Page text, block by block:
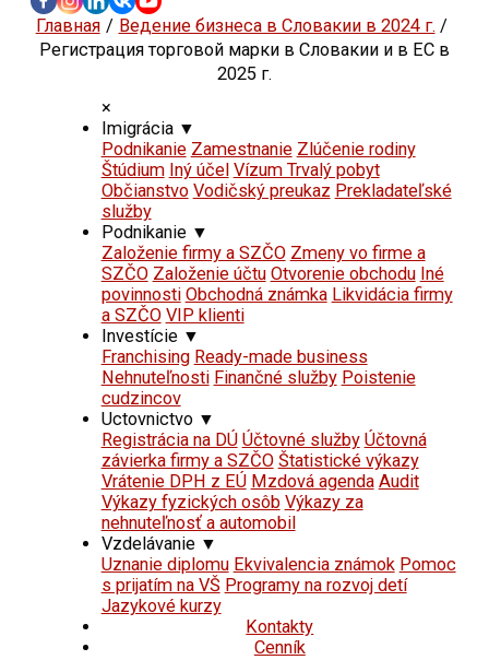
Главная
Ведение бизнеса в Словакии в 2024 г.
Регистрация торговой марки в Словакии и в ЕС в
2025 г.
×
Imigrácia ▼
Podnikanie Zamestnanie Zlúčenie rodiny
Štúdium Iný účel Vízum Trvalý pobyt
Občianstvo Vodičský preukaz Prekladateľské
služby
Podnikanie ▼
Založenie firmy a SZČO Zmeny vo firme a
SZČO Založenie účtu Otvorenie obchodu Iné
povinnosti Obchodná známka Likvidácia firmy
a SZČO VIP klienti
Investície ▼
Franchising Ready-made business
Nehnuteľnosti Finančné služby Poistenie
cudzincov
Uctovnictvo ▼
Registrácia na DÚ Účtovné služby Účtovná
závierka firmy a SZČO Štatistické výkazy
Vrátenie DPH z EÚ Mzdová agenda Audit
Výkazy fyzických osôb Výkazy za
nehnuteľnosť a automobil
Vzdelávanie ▼
Uznanie diplomu Ekvivalencia známok Pomoc
s prijatím na VŠ Programy na rozvoj detí
Jazykové kurzy
Kontakty
Cenník